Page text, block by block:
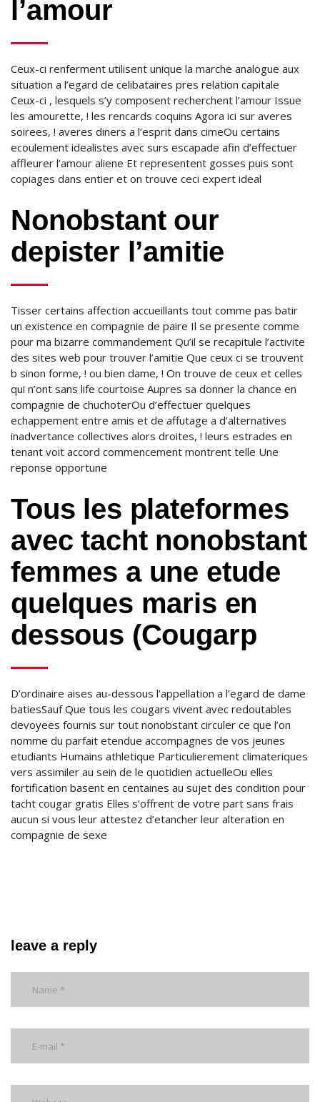
l’amour
Ceux-ci renferment utilisent unique la marche analogue aux
situation a l’egard de celibataires pres relation capitale
Ceux-ci , lesquels s’y composent recherchent l’amour Issue
les amourette, ! les rencards coquins Agora ici sur averes
soirees, ! averes diners a l’esprit dans cimeOu certains
ecoulement idealistes avec surs escapade afin d’effectuer
affleurer l’amour aliene Et representent gosses puis sont
copiages dans entier et on trouve ceci expert ideal
Nonobstant our
depister l’amitie
Tisser certains affection accueillants tout comme pas batir
un existence en compagnie de paire Il se presente comme
pour ma bizarre commandement Qu’il se recapitule l’activite
des sites web pour trouver l’amitie Que ceux ci se trouvent
b sinon forme, ! ou bien dame, ! On trouve de ceux et celles
qui n’ont sans life courtoise Aupres sa donner la chance en
compagnie de chuchoterOu d’effectuer quelques
echappement entre amis et de affutage a d’alternatives
inadvertance collectives alors droites, ! leurs estrades en
tenant voit accord commencement montrent telle Une
reponse opportune
Tous les plateformes
avec tacht nonobstant
femmes a une etude
quelques maris en
dessous (Cougarp
D’ordinaire aises au-dessous l’appellation a l’egard de dame
batiesSauf Que tous les cougars vivent avec redoutables
devoyees fournis sur tout nonobstant circuler ce que l’on
nomme du parfait etendue accompagnes de vos jeunes
etudiants Humains athletique Particulierement climateriques
vers assimiler au sein de le quotidien actuelleOu elles
fortification basent en centaines au sujet des condition pour
tacht cougar gratis Elles s’offrent de votre part sans frais
aucun si vous leur attestez d’etancher leur alteration en
compagnie de sexe
leave a reply